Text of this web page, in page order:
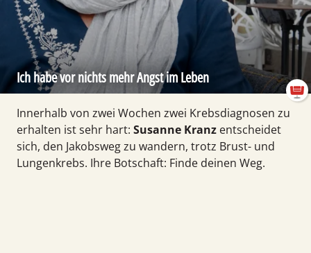
Ich habe vor nichts mehr Angst im Leben
Innerhalb von zwei Wochen zwei Krebs­diagnosen zu
er­hal­ten ist sehr hart: Susanne Kranz entscheidet
sich, den Jakobs­weg zu wandern, trotz Brust- und
Lungen­krebs. Ihre Botschaft: Finde deinen Weg.